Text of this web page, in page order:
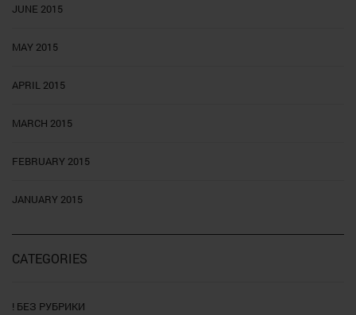
JUNE 2015
MAY 2015
APRIL 2015
MARCH 2015
FEBRUARY 2015
JANUARY 2015
CATEGORIES
! БЕЗ РУБРИКИ